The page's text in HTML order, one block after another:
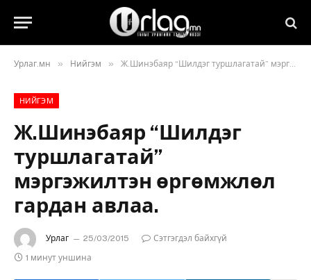
Урлаг.мн » Нийгэм » Ж.Шинэбаяр “Шилдэг туршлагатай” мэргэжилтэн өргөмжлөл гардан авлаа.
НИЙГЭМ
Ж.Шинэбаяр “Шилдэг
туршлагатай”
мэргэжилтэн өргөмжлөл
гардан авлаа.
Урлаг 25/03/2015
Сэтгэгдэл байхгүй
1 минут уншина